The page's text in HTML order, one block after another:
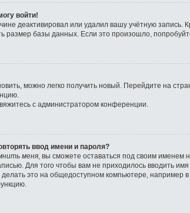
войти!
деактивировал или удалил вашу учётную
базы данных. Если это произошло, попробуйте
можно легко получить новый. Перейдите на
с администратором конференции.
ввод имени и пароля?
меня, вы сможете оставаться под своим именем
Для того чтобы вам не приходилось вводить
это на общедоступном компьютере, например в